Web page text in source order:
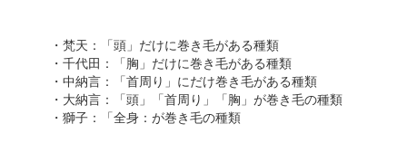
・梵天：「頭」だけに巻き毛がある種類
・千代田：「胸」だけに巻き毛がある種類
・中納言：「首周り」にだけ巻き毛がある種類
・大納言：「頭」「首周り」「胸」が巻き毛の種類
・獅子：「全身：が巻き毛の種類